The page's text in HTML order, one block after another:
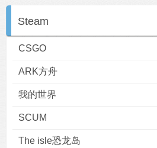
Steam
CSGO
ARK方舟
我的世界
SCUM
The isle恐龙岛